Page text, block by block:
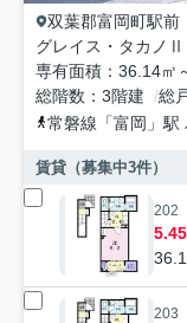
双葉郡富岡町駅前
グレイス・タカノⅡ
専有面積
36.14㎡
総階数
3階建 総
常磐線 「富岡 」
賃貸（募集中3件）
202
203